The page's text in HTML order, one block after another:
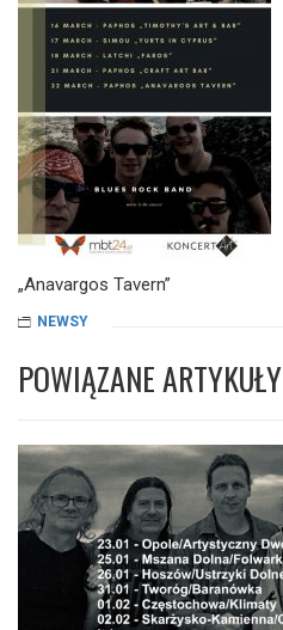
„Anavargos Tavern”
NEWSY
POWIĄZANE ARTYKUŁY